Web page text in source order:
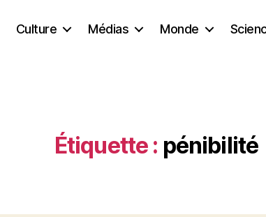
Culture Médias Monde
Étiquette : pénibilité